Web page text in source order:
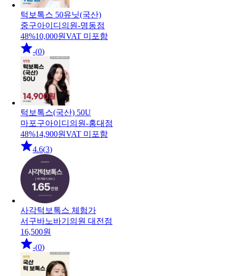
턱보톡스 50유닛(국산)
중구아이디의원-명동점
48%10,000원VAT 미포함
-(0)
턱보톡스(국산) 50U
마포구아이디의원-홍대점
48%14,900원VAT 미포함
4.6(3)
사각턱보톡스 체험가
서구바노바기의원 대전점
16,500원
-(0)